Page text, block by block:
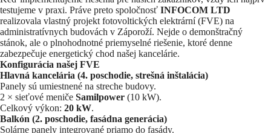
testujeme v praxi. Práve preto spoločnosť INFOCOM LTD
realizovala vlastný projekt fotovoltických elektrární (FVE) na
administratívnych budovách v Záporoží. Nejde o demonštračný
stánok, ale o plnohodnotné priemyselné riešenie, ktoré denne
zabezpečuje energetický chod našej kancelárie.
Konfigurácia našej FVE
Hlavná kancelária (4. poschodie, strešná inštalácia)
Panely sú umiestnené na streche budovy.
2 × sieťové meniče Samilpower (10 kW).
Celkový výkon: 20 kW.
Balkón (2. poschodie, fasádna generácia)
Solárne panely integrované priamo do fasády.